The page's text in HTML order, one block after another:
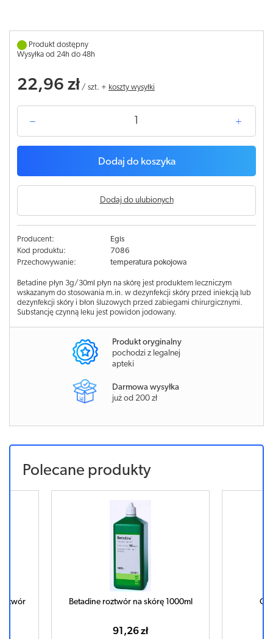
Produkt dostępny
Wysyłka od 24h do 48h
22,96 zł / szt. + koszty wysyłki
Dodaj do koszyka
Dodaj do ulubionych
Producent:
Egis
Kod produktu:
7086
Przechowywanie:
temperatura pokojowa
Betadine płyn 3g/30ml płyn na skórę jest produktem leczniczym
wskazanym do stosowania m.in. w dezynfekcji skóry przed iniekcją lub
dezynfekcji skóry i błon śluzowych przed zabiegami chirurgicznymi.
Substancję czynną leku jest powidon jodowany.
Produkt oryginalny
pochodzi z legalnej
apteki
Darmowa wysyłka
już od 200 zł
Polecane produkty
OCTENILIN płyn 350ml
42,05 zł